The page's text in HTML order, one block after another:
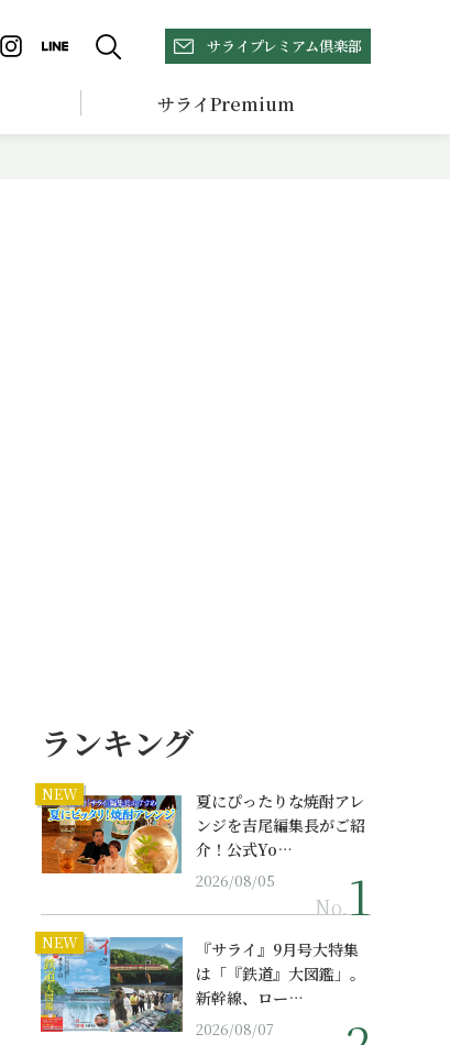
サライプレミアム倶楽部
サライPremium
ランキング
NEW
夏にぴったりな焼酎アレ
ンジを吉尾編集長がご紹
介！公式Yo…
2026/08/05
No.
NEW
『サライ』9月号大特集
は「『鉄道』大図鑑」。
新幹線、ロー…
2026/08/07